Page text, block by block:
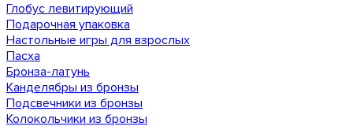
Глобус левитирующий
Подарочная упаковка
Настольные игры для взрослых
Пасха
Бронза-латунь
Канделябры из бронзы
Подсвечники из бронзы
Колокольчики из бронзы